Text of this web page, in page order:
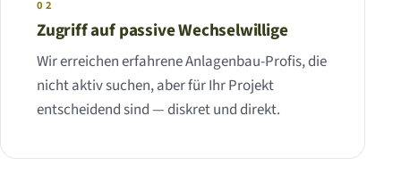
02
Zugriff auf passive Wechselwillige
Wir erreichen erfahrene Anlagenbau-Profis, die
nicht aktiv suchen, aber für Ihr Projekt
entscheidend sind — diskret und direkt.